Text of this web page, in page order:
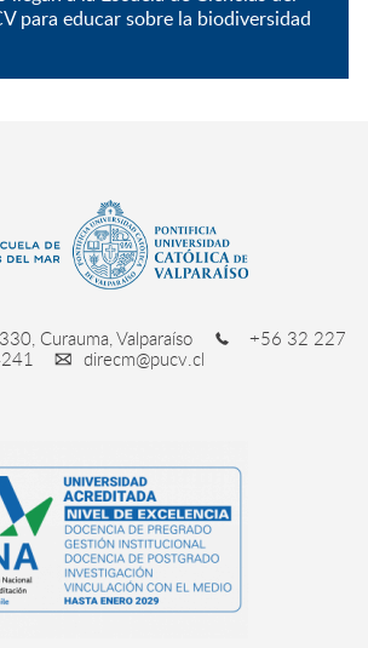
para educar sobre la biodiversidad
Curauma, Valparaíso
+56 32 227
direcm@pucv.cl